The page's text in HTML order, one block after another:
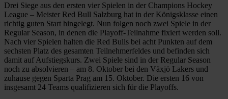
Drei Siege aus den ersten vier Spielen in der Champions Hockey
League – Meister Red Bull Salzburg hat in der Königsklasse einen
richtig guten Start hingelegt. Nun folgen noch zwei Spiele in der
Regular Season, in denen die Playoff-Teilnahme fixiert werden soll.
Nach vier Spielen halten die Red Bulls bei acht Punkten auf dem
sechsten Platz des gesamten Teilnehmerfeldes und befinden sich
damit auf Aufstiegskurs. Zwei Spiele sind in der Regular Season
noch zu absolvieren – am 8. Oktober bei den Växjö Lakers und
zuhause gegen Sparta Prag am 15. Oktober. Die ersten 16 von
insgesamt 24 Teams qualifizieren sich für die Playoffs.